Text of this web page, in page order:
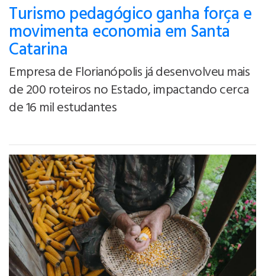
Turismo pedagógico ganha força e
movimenta economia em Santa
Catarina
Empresa de Florianópolis já desenvolveu mais
de 200 roteiros no Estado, impactando cerca
de 16 mil estudantes